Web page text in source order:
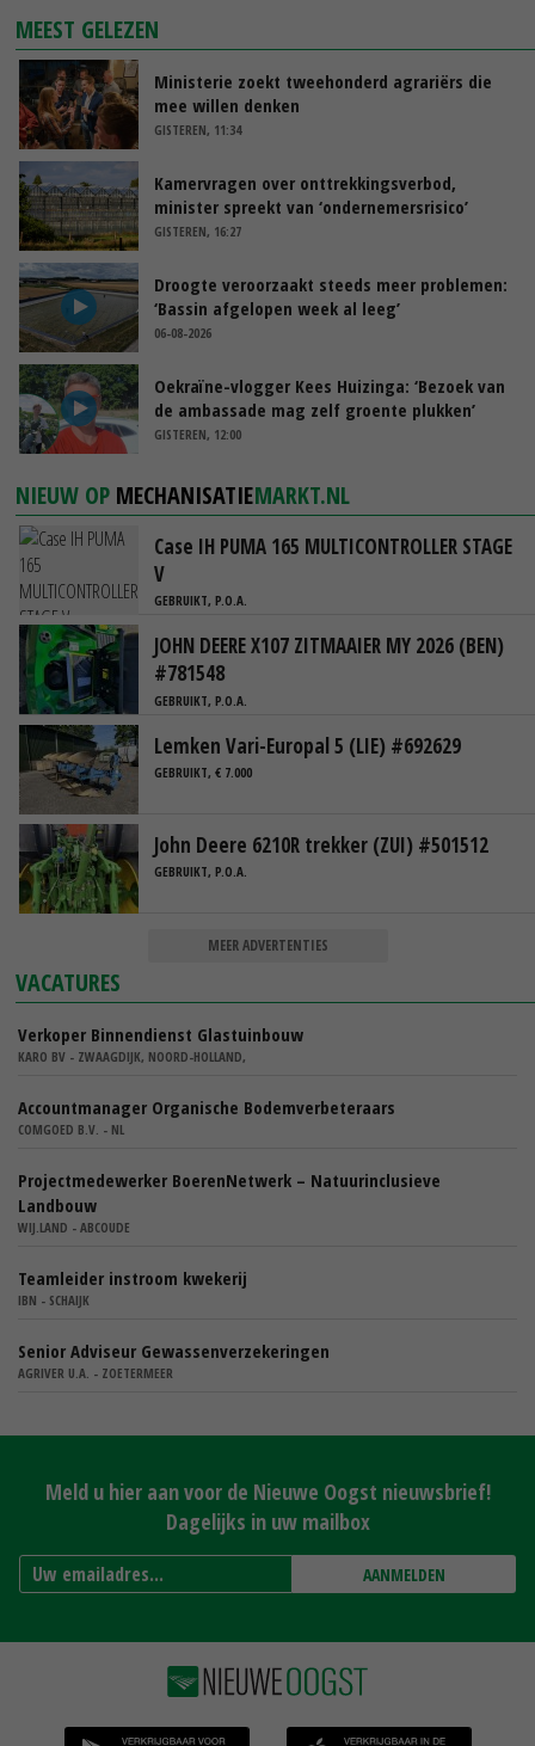
MEEST GELEZEN
Ministerie zoekt tweehonderd agrariërs die
mee willen denken
GISTEREN, 11:34
Kamervragen over onttrekkingsverbod,
minister spreekt van ‘ondernemersrisico’
GISTEREN, 16:27
Droogte veroorzaakt steeds meer problemen:
‘Bassin afgelopen week al leeg’
06-08-2026
Oekraïne-vlogger Kees Huizinga: ‘Bezoek van
de ambassade mag zelf groente plukken’
GISTEREN, 12:00
NIEUW OP MECHANISATIEMARKT.NL
Case IH PUMA 165 MULTICONTROLLER STAGE
V
GEBRUIKT, P.O.A.
JOHN DEERE X107 ZITMAAIER MY 2026 (BEN)
#781548
GEBRUIKT, P.O.A.
Lemken Vari-Europal 5 (LIE) #692629
GEBRUIKT, € 7.000
John Deere 6210R trekker (ZUI) #501512
GEBRUIKT, P.O.A.
MEER ADVERTENTIES
VACATURES
Verkoper Binnendienst Glastuinbouw
KARO BV - ZWAAGDIJK, NOORD-HOLLAND,
Accountmanager Organische Bodemverbeteraars
COMGOED B.V. - NL
Projectmedewerker BoerenNetwerk – Natuurinclusieve
Landbouw
WIJ.LAND - ABCOUDE
Teamleider instroom kwekerij
IBN - SCHAIJK
Senior Adviseur Gewassenverzekeringen
AGRIVER U.A. - ZOETERMEER
Meld u hier aan voor de Nieuwe Oogst nieuwsbrief!
Dagelijks in uw mailbox
AANMELDEN